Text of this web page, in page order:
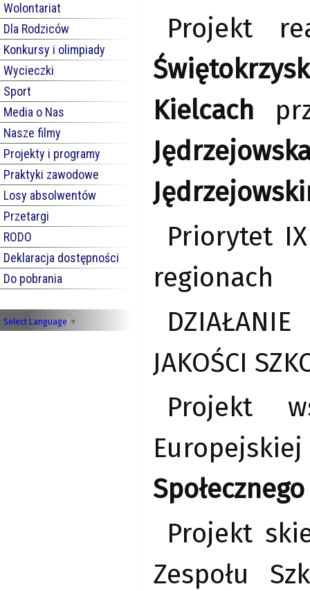
Wolontariat
Dla Rodziców
Konkursy i olimpiady
Wycieczki
Sport
Media o Nas
Nasze filmy
Projekty i programy
Praktyki zawodowe
Losy absolwentów
Przetargi
RODO
Deklaracja dostępności
Do pobrania
Select Language ▼
Projekt
Kielcach
Priorytet
regionach
JAKOŚCI
Projekt
Społecznego
Projekt
Zespołu